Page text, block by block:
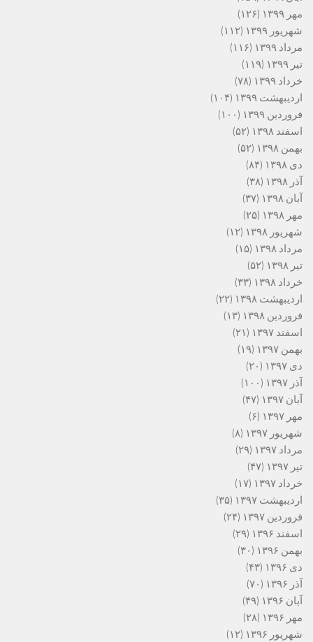
مهر ۱۳۹۹
(۱۲۶)
شهریور ۱۳۹۹
(۱۱۲)
مرداد ۱۳۹۹
(۱۱۶)
تیر ۱۳۹۹
(۱۱۹)
خرداد ۱۳۹۹
(۷۸)
اردیبهشت ۱۳۹۹
(۱۰۴)
فروردین ۱۳۹۹
(۱۰۰)
اسفند ۱۳۹۸
(۵۲)
بهمن ۱۳۹۸
(۵۲)
دی ۱۳۹۸
(۸۴)
آذر ۱۳۹۸
(۳۸)
آبان ۱۳۹۸
(۳۷)
مهر ۱۳۹۸
(۲۵)
شهریور ۱۳۹۸
(۱۲)
مرداد ۱۳۹۸
(۱۵)
تیر ۱۳۹۸
(۵۲)
خرداد ۱۳۹۸
(۳۳)
اردیبهشت ۱۳۹۸
(۲۲)
فروردین ۱۳۹۸
(۱۳)
اسفند ۱۳۹۷
(۲۱)
بهمن ۱۳۹۷
(۱۹)
دی ۱۳۹۷
(۲۰)
آذر ۱۳۹۷
(۱۰۰)
آبان ۱۳۹۷
(۴۷)
مهر ۱۳۹۷
(۶)
شهریور ۱۳۹۷
(۸)
مرداد ۱۳۹۷
(۲۹)
تیر ۱۳۹۷
(۴۷)
خرداد ۱۳۹۷
(۱۷)
اردیبهشت ۱۳۹۷
(۳۵)
فروردین ۱۳۹۷
(۲۴)
اسفند ۱۳۹۶
(۲۹)
بهمن ۱۳۹۶
(۳۰)
دی ۱۳۹۶
(۴۳)
آذر ۱۳۹۶
(۷۰)
آبان ۱۳۹۶
(۴۹)
مهر ۱۳۹۶
(۲۸)
شهریور ۱۳۹۶
(۱۲)